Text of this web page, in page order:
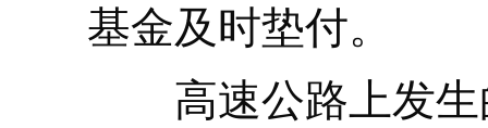
基金及时垫付。
高速公路上发生